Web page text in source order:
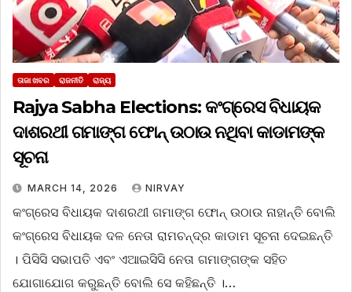
ତାଜା ଖବର ରାଜନୀତି ରାଜ୍ୟ
Rajya Sabha Elections: କଂଗ୍ରେସ ବିଧାୟକ
ଦାଶରଥୀ ଗମାଙ୍ଗ ଫୋନ୍‌ ଉଠାଉ ନଥିବା କାଡାମଙ୍କ
ସୂଚନା
MARCH 14, 2026 NIRVAY
କଂଗ୍ରେସ ବିଧାୟକ ଦାଶରଥୀ ଗମାଙ୍ଗ ଫୋନ୍‌ ଉଠାଉ ନାହାନ୍ତି ବୋଲି
କଂଗ୍ରେସ ବିଧାୟକ ଦଳ ନେତା ରାମଚନ୍ଦ୍ର କାଡାମ ସୂଚନା ଦେଇଛନ୍ତି
। ପିସିସି ସଭାପତି ଏବଂ ଏଆଇସିସି ନେତା ଗମାଙ୍ଗଙ୍କ ସହିତ
ଯୋଗାଯୋଗ କରୁଛନ୍ତି ବୋଲି ସେ କହିଛନ୍ତି ।…